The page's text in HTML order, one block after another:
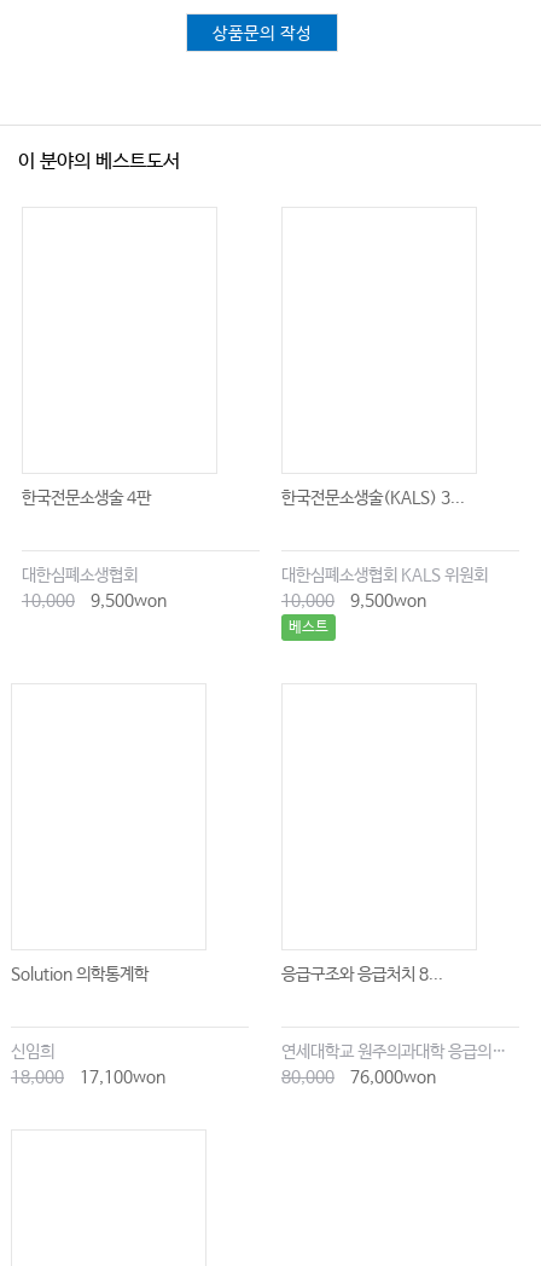
상품문의 작성
이 분야의 베스트도서
한국전문소생술 4판
대한심폐소생협회
10,000
9,500won
한국전문소생술(KALS) 3...
대한심폐소생협회 KALS 위원회
10,000
9,500won
베스트
Solution 의학통계학
신임희
18,000
17,100won
응급구조와 응급처치 8...
연세대학교 원주의과대학 응급의학교실
80,000
76,000won